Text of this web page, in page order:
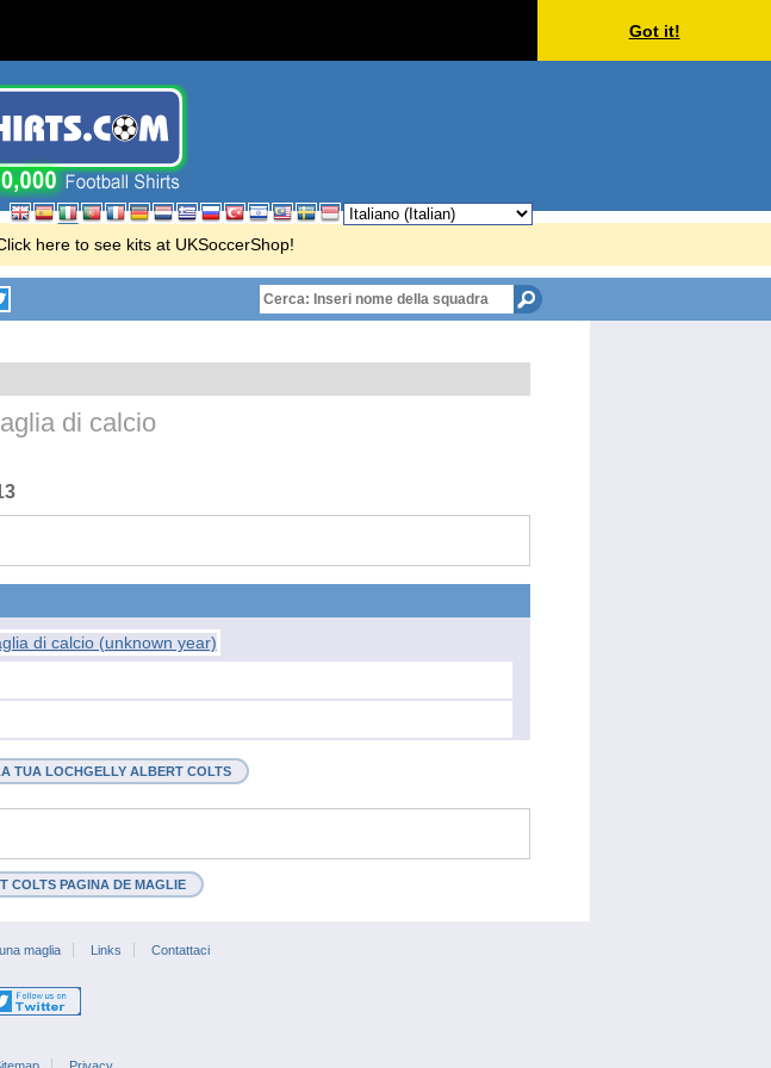
Got it!
here to see kits at UKSoccerShop!
di calcio
TUA LOCHGELLY ALBERT COLTS
COLTS PAGINA DE MAGLIE
maglia Links Contattaci